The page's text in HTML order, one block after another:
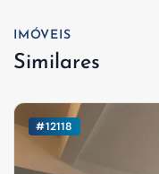
IMÓVEIS
Similares
#12118